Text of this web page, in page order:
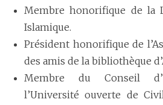
Membre honorifique de la
Islamique.
Président honorifique de
des amis de la bibliothèque
Membre du Conseil
l’Université ouverte de